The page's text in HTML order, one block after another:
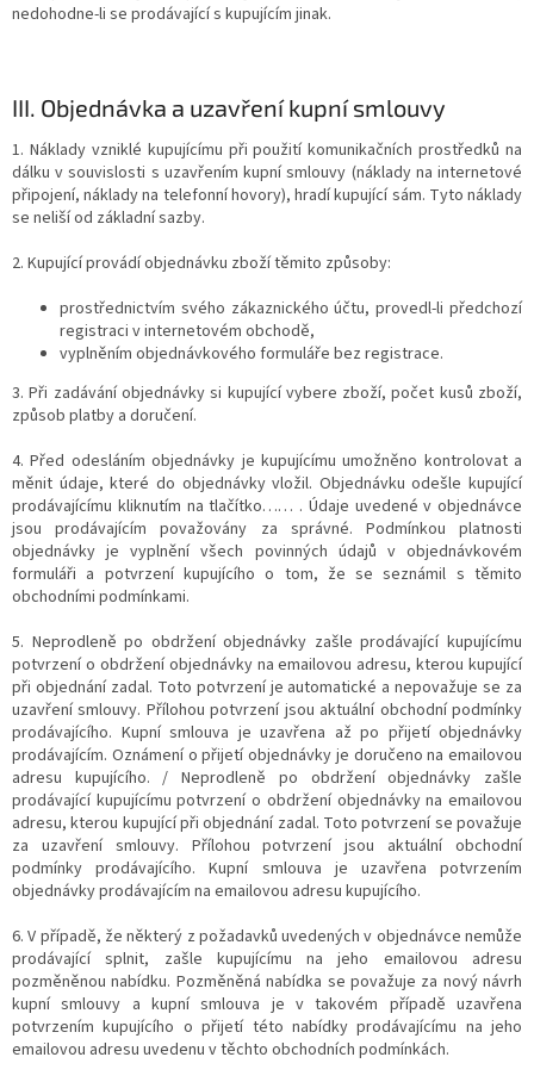
nedohodne-li se prodávající s kupujícím jinak.
III. Objednávka a uzavření kupní smlouvy
1. Náklady vzniklé kupujícímu při použití komunikačních prostředků na
dálku v souvislosti s uzavřením kupní smlouvy (náklady na internetové
připojení, náklady na telefonní hovory), hradí kupující sám. Tyto náklady
se neliší od základní sazby.
2. Kupující provádí objednávku zboží těmito způsoby:
prostřednictvím svého zákaznického účtu, provedl-li předchozí
registraci v internetovém obchodě,
vyplněním objednávkového formuláře bez registrace.
3. Při zadávání objednávky si kupující vybere zboží, počet kusů zboží,
způsob platby a doručení.
4. Před odesláním objednávky je kupujícímu umožněno kontrolovat a
měnit údaje, které do objednávky vložil. Objednávku odešle kupující
prodávajícímu kliknutím na tlačítko…… . Údaje uvedené v objednávce
jsou prodávajícím považovány za správné. Podmínkou platnosti
objednávky je vyplnění všech povinných údajů v objednávkovém
formuláři a potvrzení kupujícího o tom, že se seznámil s těmito
obchodními podmínkami.
5. Neprodleně po obdržení objednávky zašle prodávající kupujícímu
potvrzení o obdržení objednávky na emailovou adresu, kterou kupující
při objednání zadal. Toto potvrzení je automatické a nepovažuje se za
uzavření smlouvy. Přílohou potvrzení jsou aktuální obchodní podmínky
prodávajícího. Kupní smlouva je uzavřena až po přijetí objednávky
prodávajícím. Oznámení o přijetí objednávky je doručeno na emailovou
adresu kupujícího. / Neprodleně po obdržení objednávky zašle
prodávající kupujícímu potvrzení o obdržení objednávky na emailovou
adresu, kterou kupující při objednání zadal. Toto potvrzení se považuje
za uzavření smlouvy. Přílohou potvrzení jsou aktuální obchodní
podmínky prodávajícího. Kupní smlouva je uzavřena potvrzením
objednávky prodávajícím na emailovou adresu kupujícího.
6. V případě, že některý z požadavků uvedených v objednávce nemůže
prodávající splnit, zašle kupujícímu na jeho emailovou adresu
pozměněnou nabídku. Pozměněná nabídka se považuje za nový návrh
kupní smlouvy a kupní smlouva je v takovém případě uzavřena
potvrzením kupujícího o přijetí této nabídky prodávajícímu na jeho
emailovou adresu uvedenu v těchto obchodních podmínkách.